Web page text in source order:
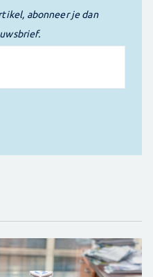
abonneer je dan